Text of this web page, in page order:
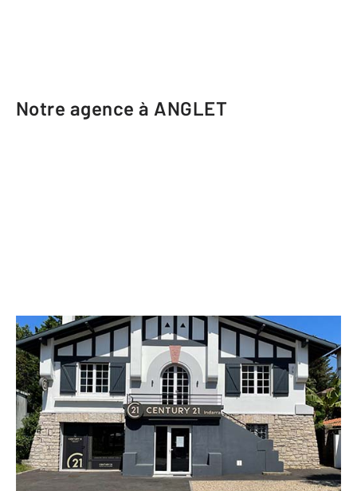
Notre agence à ANGLET
CENTURY 21 Indarra
33 avenue de Bayonne
ANGLET - 64600
Envoyer un message
Téléphoner à l'agence